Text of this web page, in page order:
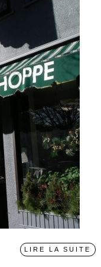
LIRE LA SUITE